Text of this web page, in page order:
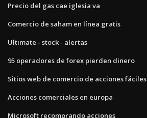
Precio del gas cae iglesia va
Comercio de saham en línea gratis
Ultimate - stock - alertas
95 operadores de forex pierden dinero
Sitios web de comercio de acciones fáciles
Acciones comerciales en europa
Microsoft recomprando acciones